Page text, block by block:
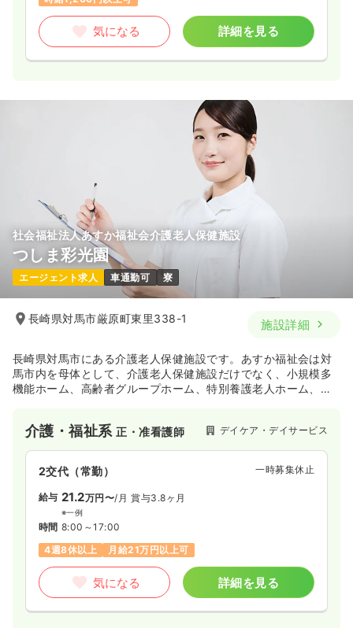
気になる 詳細を見る
社会福祉法人あすか福祉会介護老人保健施設
つしま彩光園
エージェント求人 車通勤可 寮
長崎県対馬市厳原町東里338-1 施設詳細
長崎県対馬市にある介護老人保健施設です。あすか福祉会は対
馬市内を母体として、介護老人保健施設だけでなく、小規模多
機能ホーム、高齢者グループホーム、特別養護老人ホーム、総
においても福祉施設を展開しております。
介護・福祉系正・准看護師 デイケア・デイサービス
2交代（常勤） 一時募集休止
給与 21.2万円〜/月 賞与3.8ヶ月
※一例
時間 8:00～17:00
4週8休以上
月給21万円以上可
気になる 詳細を見る